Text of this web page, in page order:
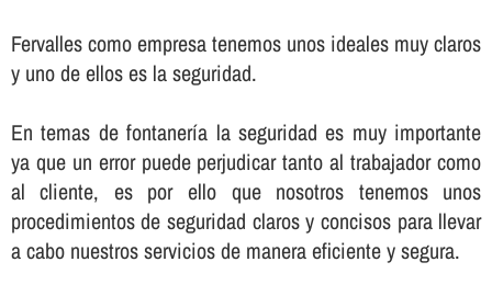
Fervalles como empresa tenemos unos ideales muy claros
y uno de ellos es la seguridad.
En temas de fontanerí­a la seguridad es muy importante
ya que un error puede perjudicar tanto al trabajador como
al cliente, es por ello que nosotros tenemos unos
procedimientos de seguridad claros y concisos para llevar
a cabo nuestros servicios de manera eficiente y segura.